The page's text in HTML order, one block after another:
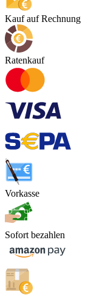
Kauf auf Rechnung
Ratenkauf
Vorkasse
Sofort bezahlen